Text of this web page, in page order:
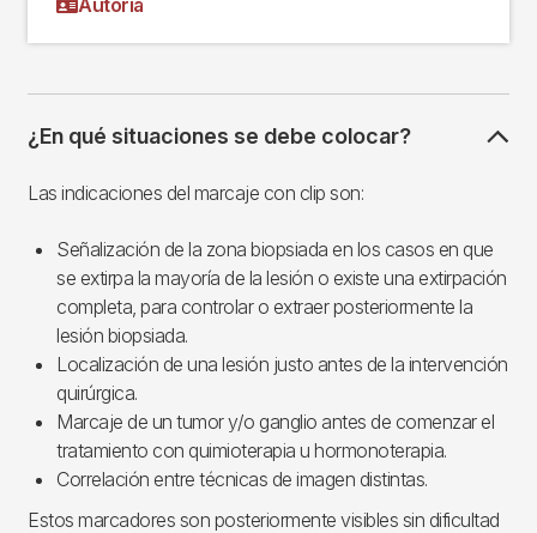
¿En qué situaciones se debe colocar?
Las indicaciones del marcaje con clip son:
Señalización de la zona biopsiada en los casos en que
se extirpa la mayoría de la lesión o existe una extirpación
completa, para controlar o extraer posteriormente la
lesión biopsiada.
Localización de una lesión justo antes de la intervención
quirúrgica.
Marcaje de un tumor y/o ganglio antes de comenzar el
tratamiento con quimioterapia u hormonoterapia.
Correlación entre técnicas de imagen distintas.
Estos marcadores son posteriormente visibles sin dificultad